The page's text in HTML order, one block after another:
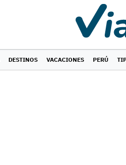
DESTINOS VACACIONES PERÚ